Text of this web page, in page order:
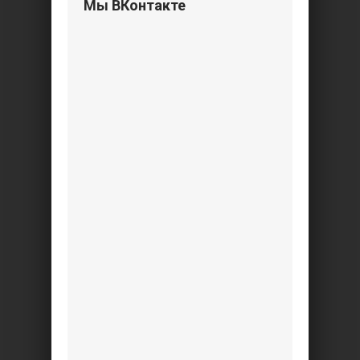
Мы ВКонтакте